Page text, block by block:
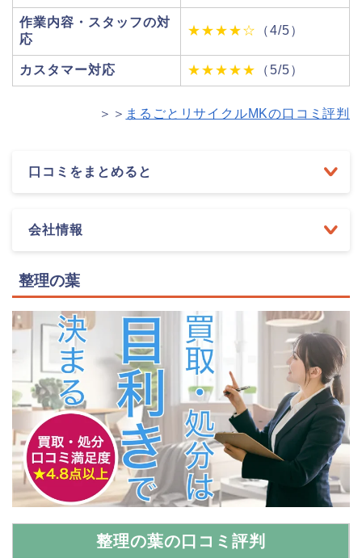
作業内容・スタッフの対
応
★★★★☆ （4/5）
カスタマー対応 ★★★★★ （5/5）
＞＞ まるごとリサイクルMKの口コミ評判
口コミをまとめると
会社情報
整理の葉
整理の葉の口コミ評判